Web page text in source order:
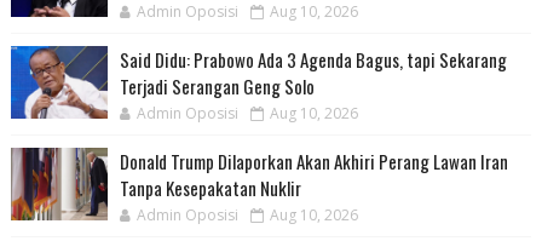
Admin Oposisi Aug 10, 2026
Said Didu: Prabowo Ada 3 Agenda Bagus, tapi Sekarang
Terjadi Serangan Geng Solo
Admin Oposisi Aug 10, 2026
Donald Trump Dilaporkan Akan Akhiri Perang Lawan Iran
Tanpa Kesepakatan Nuklir
Admin Oposisi Aug 10, 2026